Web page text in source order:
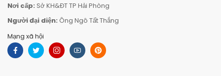
Nơi cấp: Sở KH&ĐT TP Hải Phòng
Người đại diện: Ông Ngô Tất Thắng
Mạng xã hội